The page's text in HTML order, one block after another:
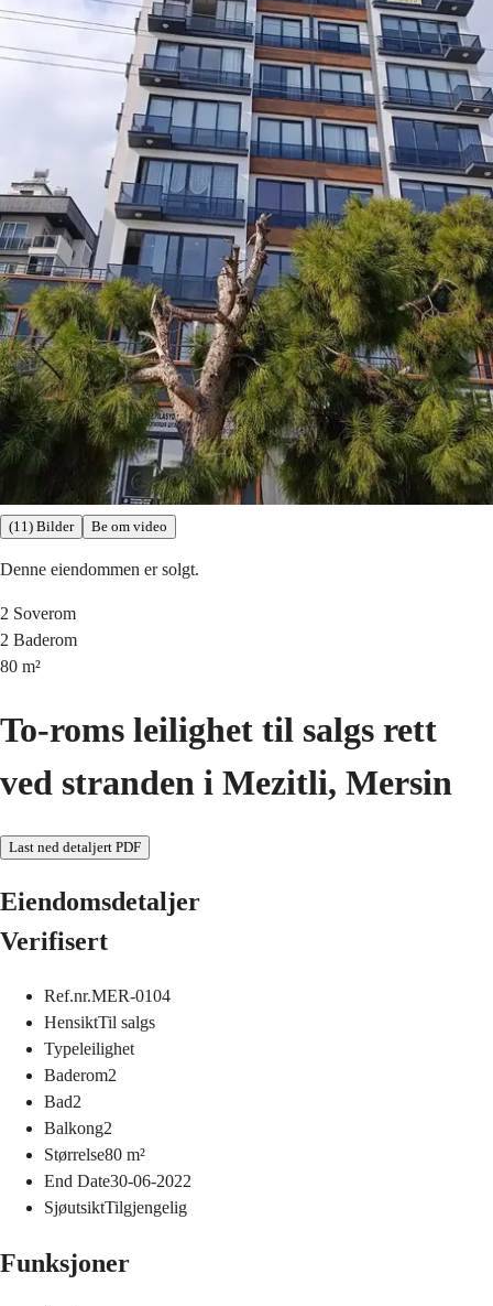
(11) Bilder Be om video
Denne eiendommen er solgt.
2 Soverom
2 Baderom
80 m²
To-roms leilighet til salgs rett
ved stranden i Mezitli, Mersin
Last ned detaljert PDF
Eiendomsdetaljer
Verifisert
Ref.nr.MER-0104
HensiktTil salgs
Typeleilighet
Baderom2
Bad2
Balkong2
Størrelse80 m²
End Date30-06-2022
SjøutsiktTilgjengelig
Funksjoner